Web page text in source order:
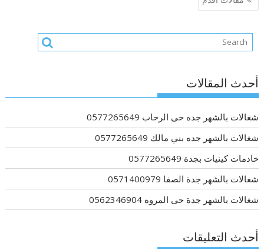
المقالات
أحدث المقالات
شغالات بالشهر جده حى الرحاب 0577265649
شغالات بالشهر جده بني مالك 0577265649
خادمات كينيات بجدة 0577265649
شغالات بالشهر جدة الصفا 0571400979
شغالات بالشهر جدة حى المروه 0562346904
أحدث التعليقات